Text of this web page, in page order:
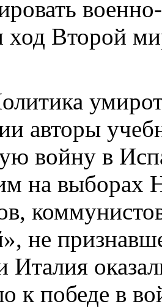
Второй
авторы
войну в
на выборах
не
Италия
к победе в